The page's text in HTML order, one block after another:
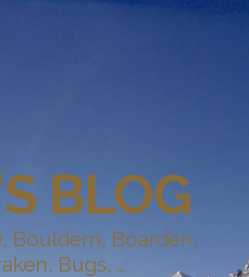
BLOG
Bouldern, Boarden,
Bugs, …